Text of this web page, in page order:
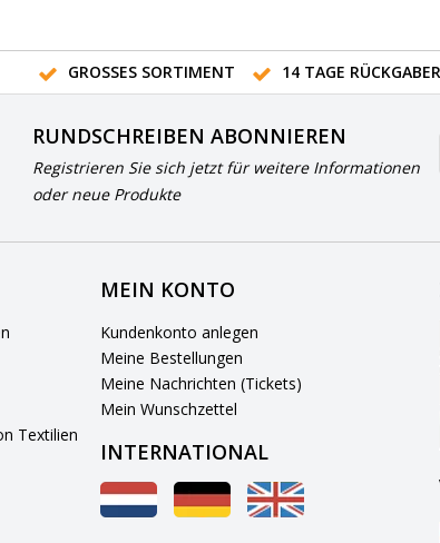
GROSSES SORTIMENT 14 TAGE
RUNDSCHREIBEN ABONNIEREN
Registrieren Sie sich jetzt für weitere Informationen
oder neue Produkte
Textilien
MEIN KONTO
Kundenkonto anlegen
Meine Bestellungen
Meine Nachrichten (Tickets)
Mein Wunschzettel
INTERNATIONAL